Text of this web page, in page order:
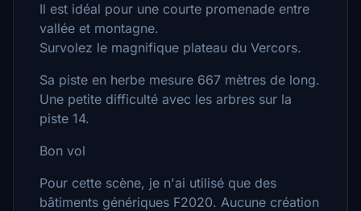
Il est idéal pour une courte promenade entre
vallée et montagne.
Survolez le magnifique plateau du Vercors.
Sa piste en herbe mesure 667 mètres de long.
Une petite difficulté avec les arbres sur la
piste 14.
Bon vol
Pour cette scène, je n'ai utilisé que des
bâtiments génériques F2020. Aucune création